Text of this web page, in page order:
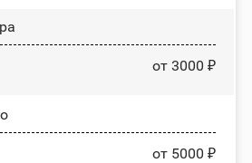
от 3000 ₽
от 5000 ₽